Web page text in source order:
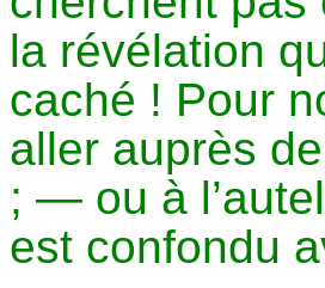
la révélation
caché ! Pour
aller auprès
; — ou à
est confondu